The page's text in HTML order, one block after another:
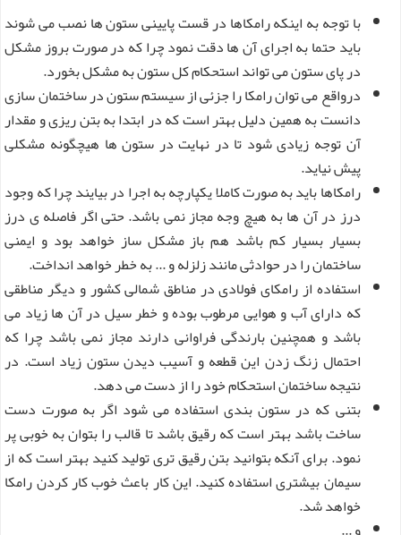
با توجه به اینکه رامکاها در قست پایینی ستون ها نصب می شوند
باید حتما به اجرای آن ها دقت نمود چرا که در صورت بروز مشکل
در پای ستون می تواند استحکام کل ستون به مشکل بخورد.
درواقع می توان رامکا را جزئی از سیستم ستون در ساختمان سازی
دانست به همین دلیل بهتر است که در ابتدا به بتن ریزی و مقدار
آن توجه زیادی شود تا در نهایت در ستون ها هیچگونه مشکلی
پیش نیاید.
رامکاها باید به صورت کاملا یکپارچه به اجرا در بیایند چرا که وجود
درز در آن ها به هیچ وجه مجاز نمی باشد. حتی اگر فاصله ی درز
بسیار بسیار کم باشد هم باز مشکل ساز خواهد بود و ایمنی
ساختمان را در حوادثی مانند زلزله و ... به خطر خواهد انداخت.
استفاده از رامکای فولادی در مناطق شمالی کشور و دیگر مناطقی
که دارای آب و هوایی مرطوب بوده و خطر سیل در آن ها زیاد می
باشد و همچنین بارندگی فراوانی دارند مجاز نمی باشد چرا که
احتمال زنگ زدن این قطعه و آسیب دیدن ستون زیاد است. در
نتیجه ساختمان استحکام خود را از دست می دهد.
بتنی که در ستون بندی استفاده می شود اگر به صورت دست
ساخت باشد بهتر است که رقیق باشد تا قالب را بتوان به خوبی پر
نمود. برای آنکه بتوانید بتن رقیق تری تولید کنید بهتر است که از
سیمان بیشتری استفاده کنید. این کار باعث خوب کار کردن رامکا
خواهد شد.